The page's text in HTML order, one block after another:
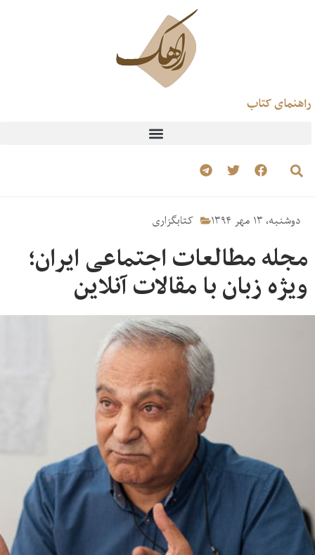
راهنمای کتاب
دوشنبه، ۱۳ مهر ۱۳۹۴ کتابگزاری
مجله مطالعات اجتماعی ایران؛
ویژه زبان با مقالات آنلاین